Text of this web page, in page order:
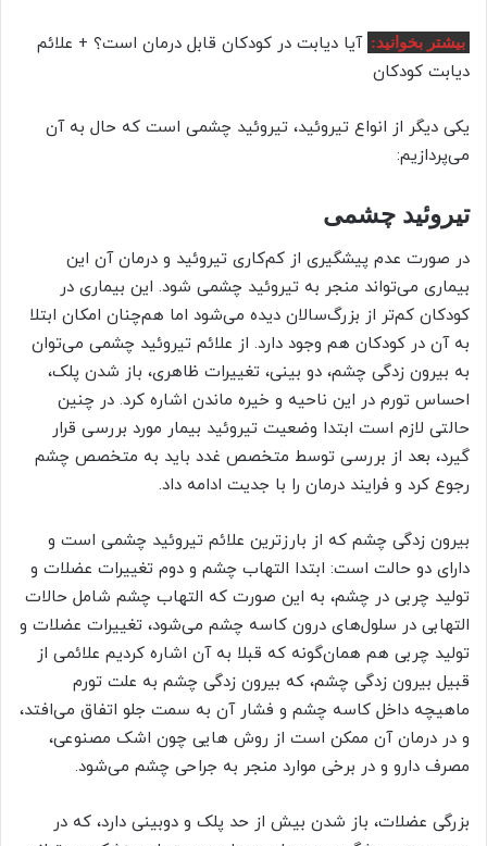
بیشتر بخوانید: آیا دیابت در کودکان قابل درمان است؟ + علائم
دیابت کودکان
یکی دیگر از انواع تیروئید، تیروئید چشمی است که حال به آن
می‌پردازیم:
تیروئید چشمی
در صورت عدم پیشگیری از کم‌کاری تیروئید و درمان آن این
بیماری می‌تواند منجر به تیروئید چشمی شود. این بیماری در
کودکان کم‌تر از بزرگ‌سالان دیده می‌شود اما هم‌چنان امکان ابتلا
به آن در کودکان هم وجود دارد. از علائم تیروئید چشمی می‌توان
به بیرون زدگی چشم، دو بینی، تغییرات ظاهری، باز شدن پلک،
احساس تورم در این ناحیه و خیره ماندن اشاره کرد. در چنین
حالتی لازم است ابتدا وضعیت تیروئید بیمار مورد بررسی قرار
گیرد، بعد از بررسی توسط متخصص غدد باید به متخصص چشم
رجوع کرد و فرایند درمان را با جدیت ادامه داد.
بیرون زدگی چشم که از بارزترین علائم تیروئید چشمی است و
دارای دو حالت است: ابتدا التهاب چشم و دوم تغییرات عضلات و
تولید چربی در چشم، به این صورت که التهاب چشم شامل حالات
التهابی در سلول‌های درون کاسه چشم می‌شود، تغییرات عضلات و
تولید چربی هم همان‌گونه که قبلا به آن اشاره کردیم علائمی از
قبیل بیرون زدگی چشم، که بیرون زدگی چشم به علت تورم
ماهیچه داخل کاسه چشم و فشار آن به سمت جلو اتفاق می‌افتد،
و در درمان آن ممکن است از روش هایی چون اشک مصنوعی،
مصرف دارو و در برخی موارد منجر به جراحی چشم می‌شود.
بزرگی عضلات، باز شدن بیش از حد پلک و دوبینی دارد، که در